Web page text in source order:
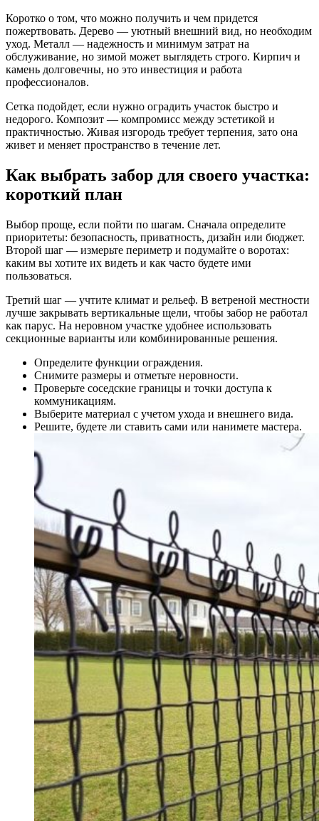
Коротко о том, что можно получить и чем придется
пожертвовать. Дерево — уютный внешний вид, но необходим
уход. Металл — надежность и минимум затрат на
обслуживание, но зимой может выглядеть строго. Кирпич и
камень долговечны, но это инвестиция и работа
профессионалов.
Сетка подойдет, если нужно оградить участок быстро и
недорого. Композит — компромисс между эстетикой и
практичностью. Живая изгородь требует терпения, зато она
живет и меняет пространство в течение лет.
Как выбрать забор для своего участка:
короткий план
Выбор проще, если пойти по шагам. Сначала определите
приоритеты: безопасность, приватность, дизайн или бюджет.
Второй шаг — измерьте периметр и подумайте о воротах:
каким вы хотите их видеть и как часто будете ими
пользоваться.
Третий шаг — учтите климат и рельеф. В ветреной местности
лучше закрывать вертикальные щели, чтобы забор не работал
как парус. На неровном участке удобнее использовать
секционные варианты или комбинированные решения.
Определите функции ограждения.
Снимите размеры и отметьте неровности.
Проверьте соседские границы и точки доступа к
коммуникациям.
Выберите материал с учетом ухода и внешнего вида.
Решите, будете ли ставить сами или нанимете мастера.